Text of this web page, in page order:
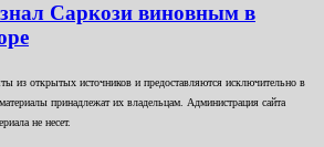
Саркози виновным в
из открытых источников и предоставляются исключительно в
принадлежат их владельцам. Администрация сайта
не несет.